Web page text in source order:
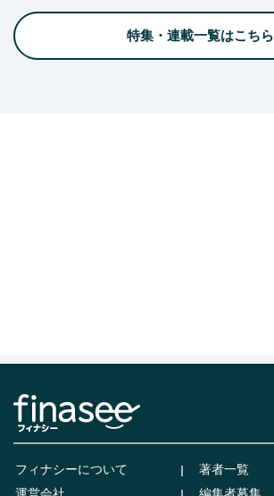
特集・連載一覧はこちら
フィナシーについて
著者一覧